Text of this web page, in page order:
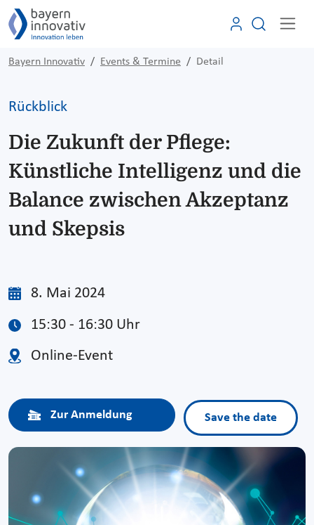
Bayern Innovativ Events & Termine Detail
Rückblick
Die Zukunft der Pflege:
Künstliche Intelligenz und die
Balance zwischen Akzeptanz
und Skepsis
8. Mai 2024
15:30 - 16:30 Uhr
Online-Event
Zur Anmeldung Save the date